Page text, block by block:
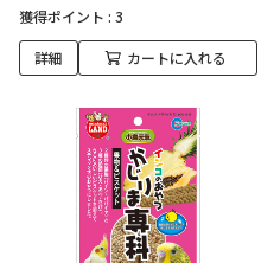
獲得ポイント : 3
詳細 カートに入れる